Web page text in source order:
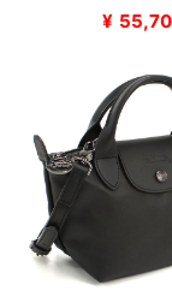
¥